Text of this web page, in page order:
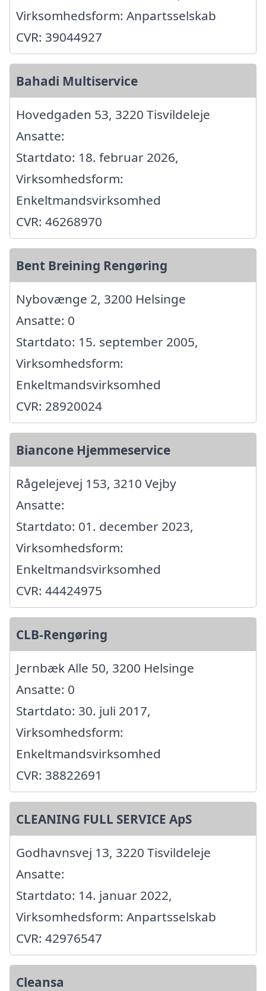
Virksomhedsform: Anpartsselskab
CVR: 39044927
Bahadi Multiservice
Hovedgaden 53, 3220 Tisvildeleje
Ansatte:
Startdato: 18. februar 2026,
Virksomhedsform:
Enkeltmandsvirksomhed
CVR: 46268970
Bent Breining Rengøring
Nybovænge 2, 3200 Helsinge
Ansatte: 0
Startdato: 15. september 2005,
Virksomhedsform:
Enkeltmandsvirksomhed
CVR: 28920024
Biancone Hjemmeservice
Rågelejevej 153, 3210 Vejby
Ansatte:
Startdato: 01. december 2023,
Virksomhedsform:
Enkeltmandsvirksomhed
CVR: 44424975
CLB-Rengøring
Jernbæk Alle 50, 3200 Helsinge
Ansatte: 0
Startdato: 30. juli 2017,
Virksomhedsform:
Enkeltmandsvirksomhed
CVR: 38822691
CLEANING FULL SERVICE ApS
Godhavnsvej 13, 3220 Tisvildeleje
Ansatte:
Startdato: 14. januar 2022,
Virksomhedsform: Anpartsselskab
CVR: 42976547
Cleansa